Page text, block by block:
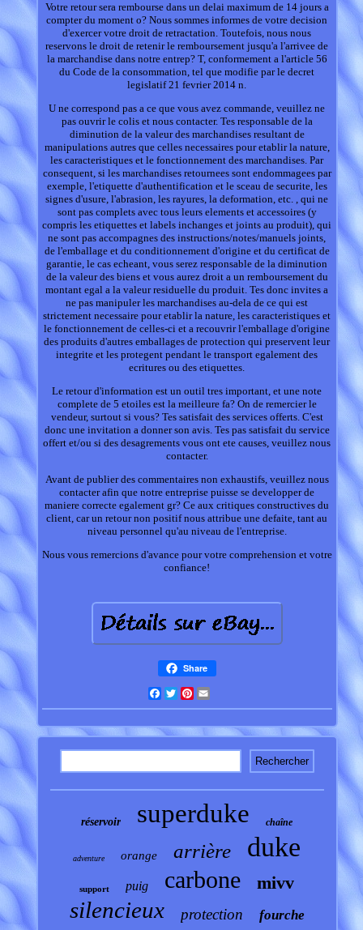
Votre retour sera rembourse dans un delai maximum de 14 jours a
compter du moment o? Nous sommes informes de votre decision
d'exercer votre droit de retractation. Toutefois, nous nous
reservons le droit de retenir le remboursement jusqu'a l'arrivee de
la marchandise dans notre entrep? T, conformement a l'article 56
du Code de la consommation, tel que modifie par le decret
legislatif 21 fevrier 2014 n.
U ne correspond pas a ce que vous avez commande, veuillez ne
pas ouvrir le colis et nous contacter. Tes responsable de la
diminution de la valeur des marchandises resultant de
manipulations autres que celles necessaires pour etablir la nature,
les caracteristiques et le fonctionnement des marchandises. Par
consequent, si les marchandises retournees sont endommagees par
exemple, l'etiquette d'authentification et le sceau de securite, les
signes d'usure, l'abrasion, les rayures, la deformation, etc. , qui ne
sont pas complets avec tous leurs elements et accessoires (y
compris les etiquettes et labels inchanges et joints au produit), qui
ne sont pas accompagnes des instructions/notes/manuels joints,
de l'emballage et du conditionnement d'origine et du certificat de
garantie, le cas echeant, vous serez responsable de la diminution
de la valeur des biens et vous aurez droit a un remboursement du
montant egal a la valeur residuelle du produit. Tes donc invites a
ne pas manipuler les marchandises au-dela de ce qui est
strictement necessaire pour etablir la nature, les caracteristiques et
le fonctionnement de celles-ci et a recouvrir l'emballage d'origine
des produits d'autres emballages de protection qui preservent leur
integrite et les protegent pendant le transport egalement des
ecritures ou des etiquettes.
Le retour d'information est un outil tres important, et une note
complete de 5 etoiles est la meilleure fa? On de remercier le
vendeur, surtout si vous? Tes satisfait des services offerts. C'est
donc une invitation a donner son avis. Tes pas satisfait du service
offert et/ou si des desagrements vous ont ete causes, veuillez nous
contacter.
Avant de publier des commentaires non exhaustifs, veuillez nous
contacter afin que notre entreprise puisse se developper de
maniere correcte egalement gr? Ce aux critiques constructives du
client, car un retour non positif nous attribue une defaite, tant au
niveau personnel qu'au niveau de l'entreprise.
Nous vous remercions d'avance pour votre comprehension et votre
confiance!
Share
Facebook
TwitterPinterest
réservoir superduke chaîne
adventure orange arrière duke
support puig carbone mivv
silencieux protection fourche